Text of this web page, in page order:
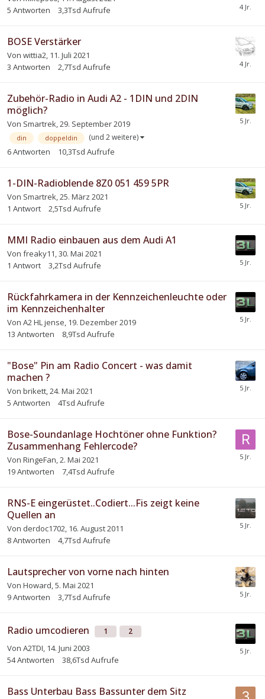
5 Antworten 3,3Tsd Aufrufe
BOSE Verstärker
Von wittia2, 11. Juli 2021
3 Antworten 2,7Tsd Aufrufe
Zubehör-Radio in Audi A2 - 1DIN und 2DIN
möglich?
Von Smartrek,29. September 2019
din doppeldin (und 2 weitere)
6Antworten 10,3Tsd Aufrufe
1-DIN-Radioblende 8Z0 051 459 5PR
Von Smartrek,25. März 2021
1 Antwort 2,5Tsd Aufrufe
MMI Radio einbauen aus dem Audi A1
Von freaky11,30. Mai 2021
1 Antwort 3,2Tsd Aufrufe
Rückfahrkamera in der Kennzeichenleuchte oder
im Kennzeichenhalter
Von A2 HL jense, 19. Dezember 2019
13 Antworten 8,9Tsd Aufrufe
"Bose" Pin am Radio Concert - was damit
machen ?
Von brikett,24. Mai 2021
5 Antworten 4Tsd Aufrufe
Bose-Soundanlage Hochtöner ohne Funktion?
Zusammenhang Fehlercode?
Von RingeFan,2. Mai 2021
19Antworten 7,4Tsd Aufrufe
RNS-E eingerüstet..Codiert...Fis zeigt keine
Quellen an
Von derdoc1702, 16. August 2011
8Antworten 4,7Tsd Aufrufe
Lautsprecher von vorne nach hinten
Von Howard,5. Mai 2021
9Antworten 3,7Tsd Aufrufe
Radio umcodieren 1 2
Von A2TDI, 14. Juni 2003
54Antworten 38,6Tsd Aufrufe
Bass Unterbau Bass Bassunter dem Sitz